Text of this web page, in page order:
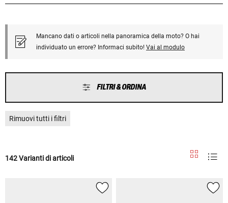
Mancano dati o articoli nella panoramica della moto? O hai
individuato un errore? Informaci subito! Vai al modulo
FILTRI & ORDINA
Rimuovi tutti i filtri
142 Varianti di articoli